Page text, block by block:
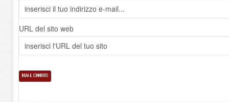
URL del sito web